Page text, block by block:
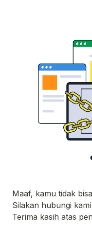
Maaf, kamu tidak
Terima kasih atas